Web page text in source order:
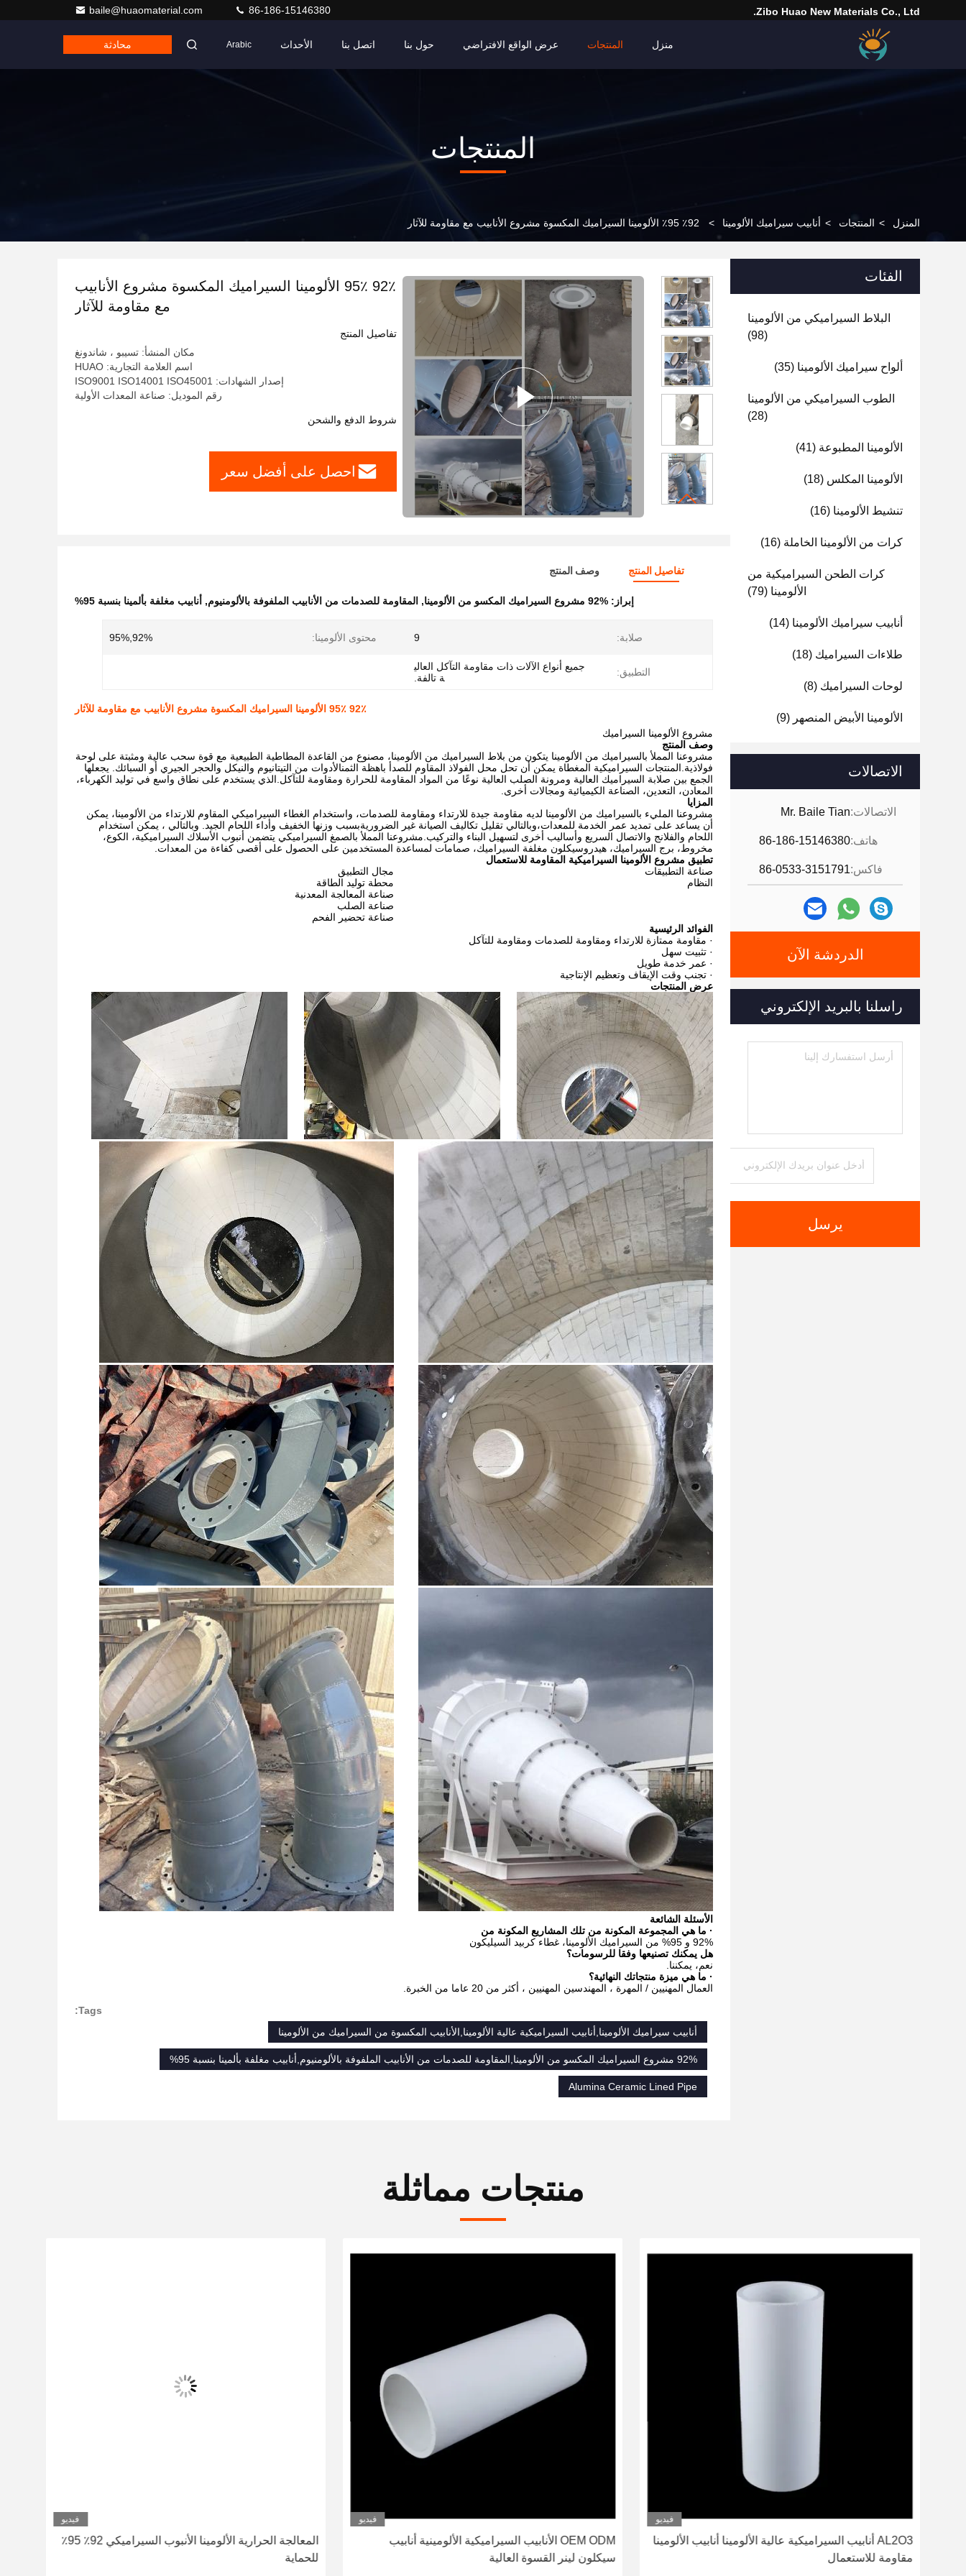
Zibo Huao New Materials Co., Ltd.
baile@huaomaterial.com 86-186-15146380
منزل المنتجات عرض الواقع الافتراضي حول بنا اتصل بنا الأحداث Arabic محادثة
المنتجات
المنزل > المنتجات > أنابيب سيراميك الألومينا > 92٪ 95٪ الألومينا السيراميك المكسوة مشروع الأنابيب مع مقاومة للآثار
الفئات
البلاط السيراميكي من الألومينا
(98)
ألواح سيراميك الألومينا (35)
الطوب السيراميكي من الألومينا
(28)
الألومينا المطبوعة (41)
الألومينا المكلس (18)
تنشيط الألومينا (16)
كرات من الألومينا الخاملة (16)
كرات الطحن السيراميكية من
الألومينا (79)
أنابيب سيراميك الألومينا (14)
طلاءات السيراميك (18)
لوحات السيراميك (8)
الألومينا الأبيض المنصهر (9)
الاتصالات
الاتصالات:Mr. Baile Tian
هاتف:86-186-15146380
فاكس:86-0533-3151791
الدردشة الآن
راسلنا بالبريد الإلكتروني
يرسل
92٪ 95٪ الألومينا السيراميك المكسوة مشروع الأنابيب
مع مقاومة للآثار
تفاصيل المنتج
مكان المنشأ: تسيبو ، شاندونغ
اسم العلامة التجارية: HUAO
إصدار الشهادات: ISO9001 ISO14001 ISO45001
رقم الموديل: صناعة المعدات الأولية
شروط الدفع والشحن
احصل على أفضل سعر
تفاصيل المنتج وصف المنتج
إبراز: 92% مشروع السيراميك المكسو من الألومينا , المقاومة للصدمات من الأنابيب الملفوفة بالألومنيوم, أنابيب مغلفة بألمينا بنسبة 95%
صلابة: 9 محتوى الألومينا: 92%,95%
التطبيق:
جميع أنواع الآلات ذات مقاومة التآكل العالي
ة تالفة.
92٪ 95٪ الألومينا السيراميك المكسوة مشروع الأنابيب مع مقاومة للآثار
مشروع الألومينا السيراميك
وصف المنتج
مشروعنا المملأ بالسيراميك من الألومينا يتكون من بلاط السيراميك من الألومينا، مصنوع من القاعدة المطاطية الطبيعية مع قوة سحب عالية ومثبتة على لوحة
فولاذية.المنتجات السيراميكية المغطاة يمكن أن تحل محل الفولاذ المقاوم للصدأ باهظة الثمنالأدوات من التيتانيوم والنيكل والحجر الجيري أو السبائك. يجعلها
الجمع بين صلابة السيراميك العالية ومرونة الصلب العالية نوعًا من المواد المقاومة للحرارة ومقاومة للتآكل.الذي يستخدم على نطاق واسع في توليد الكهرباء،
المعادن، التعدين، الصناعة الكيميائية ومجالات أخرى.
المزايا
مشروعنا المليء بالسيراميك من الألومينا لديه مقاومة جيدة للارتداء ومقاومة للصدمات، واستخدام الغطاء السيراميكي المقاوم للارتداء من الألومينا، يمكن
أن يساعد على تمديد عمر الخدمة للمعدات،وبالتالي تقليل تكاليف الصيانة غير الضروريةبسبب وزنها الخفيف وأداء اللحام الجيد. وبالتالي ، يمكن استخدام
اللحام والفلانج والاتصال السريع وأساليب أخرى لتسهيل البناء والتركيب.مشروعنا المملأ بالصمغ السيراميكي يتضمن أنبوب الأسلاك السيراميكية، الكوع،
مخروط، برج السيراميك، هيدروسيكلون مغلفة السيراميك، صمامات لمساعدة المستخدمين على الحصول على أقصى كفاءة من المعدات.
تطبيق مشروع الألومينا السيراميكية المقاومة للاستعمال
صناعة التطبيقات
مجال التطبيق
النظام
محطة توليد الطاقة
صناعة المعالجة المعدنية
صناعة الصلب
صناعة تحضير الفحم
الفوائد الرئيسية
· مقاومة ممتازة للارتداء ومقاومة للصدمات ومقاومة للتآكل
· تثبيت سهل
· عمر خدمة طويل
· تجنب وقت الإيقاف وتعظيم الإنتاجية
عرض المنتجات
الأسئلة الشائعة
· ما هي المجموعة المكونة من تلك المشاريع المكونة من
92% و 95% من السيراميك الألومينا، غطاء كربيد السيليكون
هل يمكنك تصنيعها وفقا للرسومات؟
نعم، يمكننا.
· ما هي ميزة منتجاتك النهائية؟
العمال المهنيين / المهرة ، المهندسين المهنيين ، أكثر من 20 عاما من الخبرة.
Tags:
أنابيب سيراميك الألومينا,أنابيب السيراميكية عالية الألومينا,الأنابيب المكسوة من السيراميك من الألومينا
92% مشروع السيراميك المكسو من الألومينا,المقاومة للصدمات من الأنابيب الملفوفة بالألومنيوم,أنابيب مغلفة بألمينا بنسبة 95%
Alumina Ceramic Lined Pipe
منتجات مماثلة
فيديو
AL2O3 أنابيب السيراميكية عالية الألومينا أنابيب الألومينا
مقاومة للاستعمال
فيديو
OEM ODM الأنابيب السيراميكية الألومينية أنابيب
سيكلون لينر القسوة العالية
فيديو
المعالجة الحرارية الألومينا الأنبوب السيراميكي 92٪ 95٪
للحماية